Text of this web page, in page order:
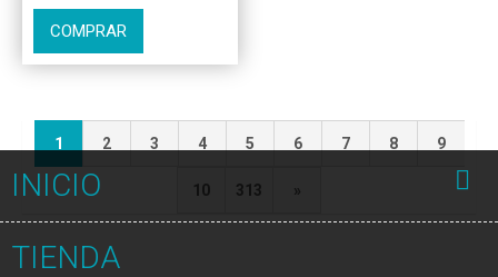
INICIO
TIENDA
COMPRAR
1 2 3 4 5 6 7 8 9
10 313 »